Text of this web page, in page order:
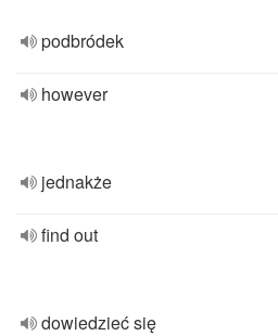
podbródek
however
jednakże
find out
dowiedzieć się